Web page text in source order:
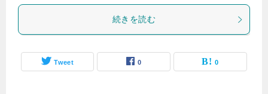
続きを読む
Tweet 0 0